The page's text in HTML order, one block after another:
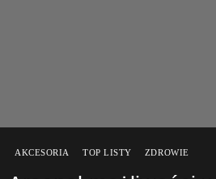
AKCESORIA TOP LISTY ZDROWIE